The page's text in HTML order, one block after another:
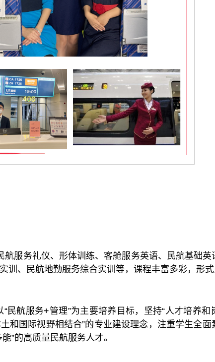
航服务礼仪、形体训练、客舱服务英语、民航基础英
训、民航地勤服务综合实训等，课程丰富多彩，形式
“民航服务+管理”为主要培养目标，坚持“人才培养和
和国际视野相结合”的专业建设理念，注重学生全面
”的高质量民航服务人才。